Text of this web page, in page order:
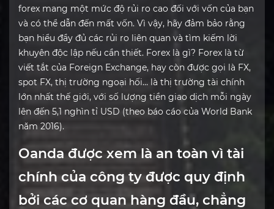
forex mang một mức độ rủi ro cao đối với vốn của bạn
và có thể dẫn đến mất vốn. Vì vậy, hãy đảm bảo rằng
bạn hiểu đầy đủ các rủi ro liên quan và tìm kiếm lời
khuyên độc lập nếu cần thiết. Forex là gì? Forex là từ
viết tắt của Foreign Exchange, hay còn được gọi là FX,
spot FX, thị trường ngoại hối… là thị trường tài chính
lớn nhất thế giới, với số lượng tiền giao dịch mỗi ngày
lên đến 5,1 nghìn tỉ USD (theo báo cáo của World Bank
năm 2016).
Oanda được xem là an toàn vì tài
chính của công ty được quy định
bởi các cơ quan hàng đầu, chẳng